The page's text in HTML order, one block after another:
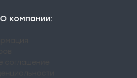
О компании: